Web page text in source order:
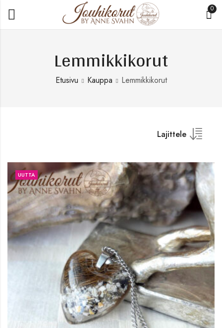
0
Lemmikkikorut
Etusivu Kauppa Lemmikkikorut
Lajittele
UUTTA